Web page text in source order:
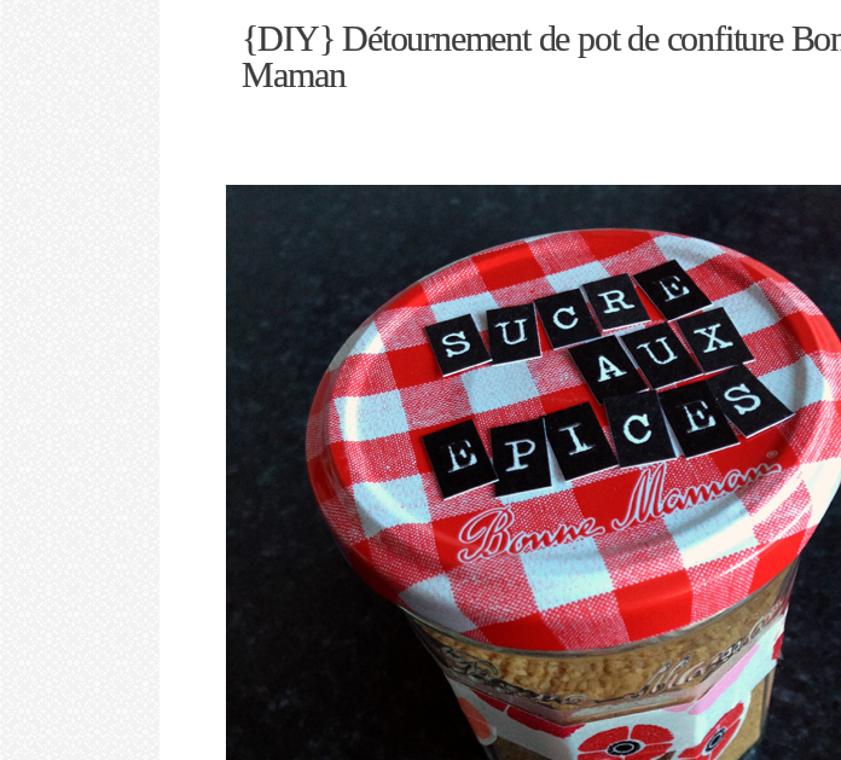
{DIY} Détournement de pot de confiture
Maman